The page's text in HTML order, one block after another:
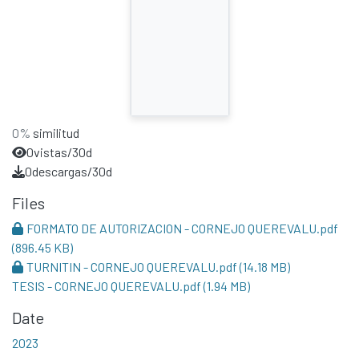
0% similitud
0vistas/30d
0descargas/30d
Files
FORMATO DE AUTORIZACION - CORNEJO QUEREVALU.pdf
(896.45 KB)
TURNITIN - CORNEJO QUEREVALU.pdf(14.18 MB)
TESIS - CORNEJO QUEREVALU.pdf(1.94 MB)
Date
2023